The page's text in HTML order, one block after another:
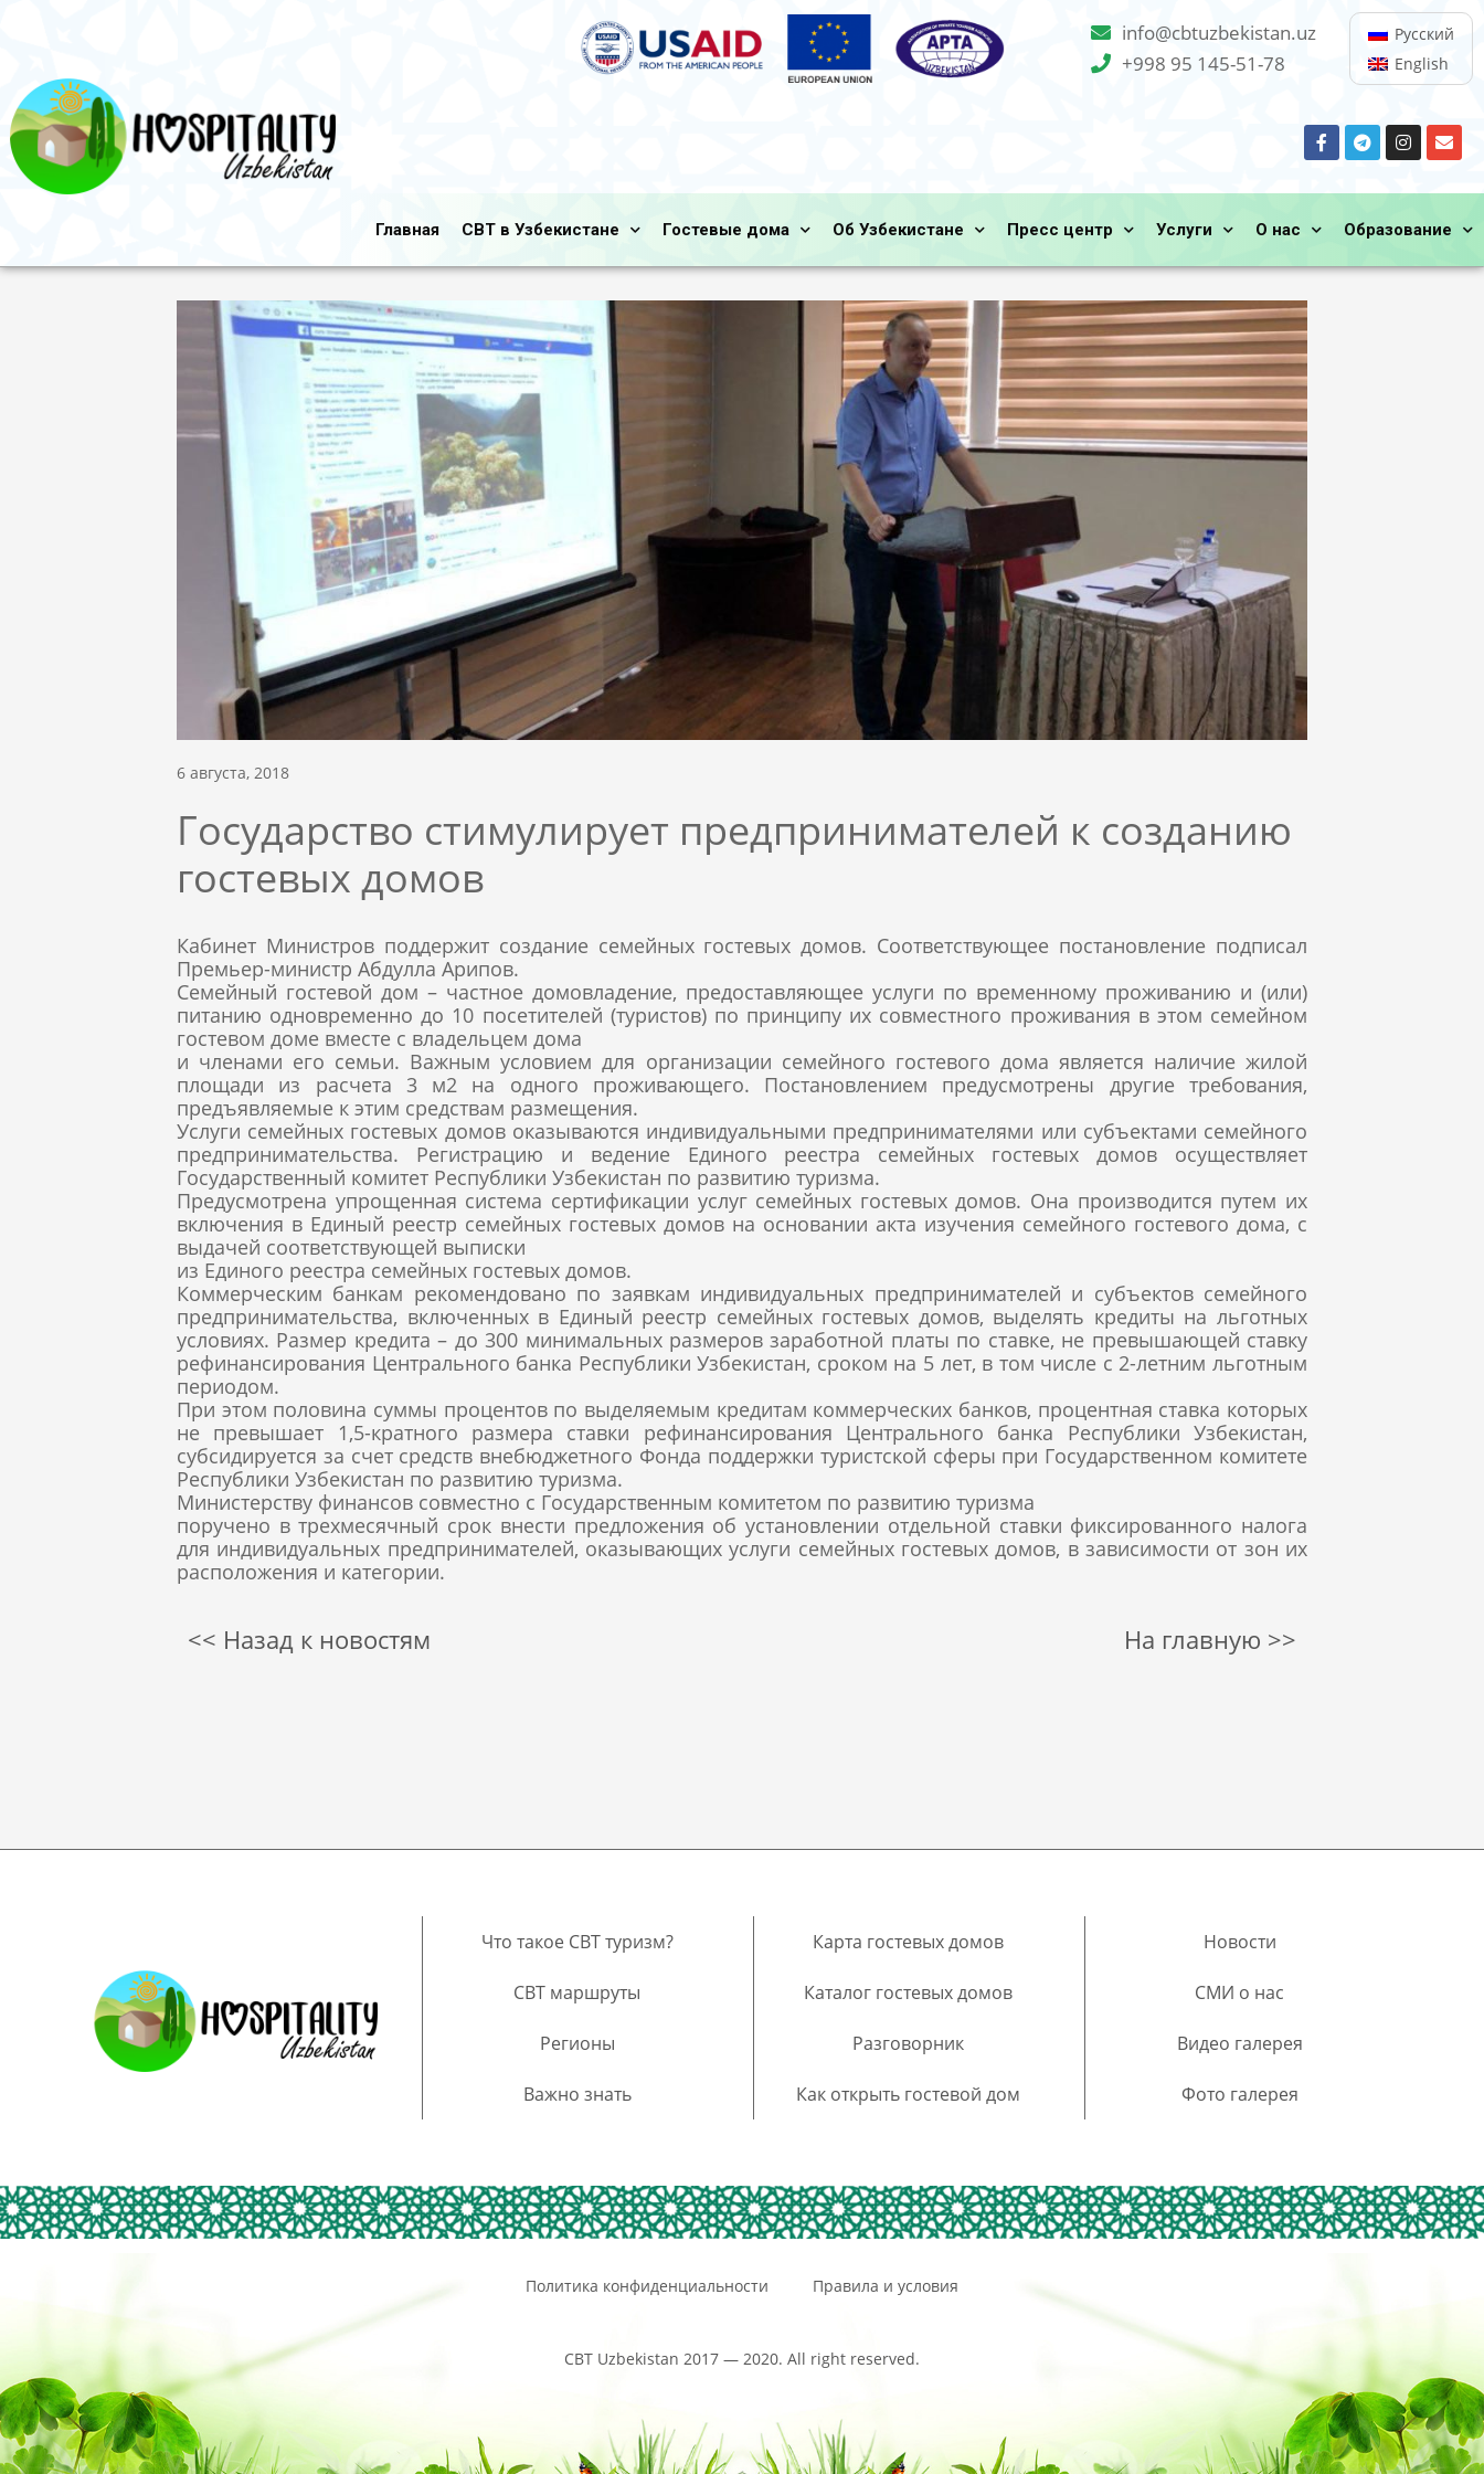
info@cbtuzbekistan.uz
+998 95 145-51-78
Русский
English
Главная CBT в Узбекистане Гостевые дома Об Узбекистане Пресс центр Услуги О нас Образование
6 августа, 2018
Государство стимулирует предпринимателей к созданию
гостевых домов
Кабинет Министров поддержит создание семейных гостевых домов. Соответствующее постановление подписал
Премьер-министр Абдулла Арипов.
Семейный гостевой дом – частное домовладение, предоставляющее услуги по временному проживанию и (или)
питанию одновременно до 10 посетителей (туристов) по принципу их совместного проживания в этом семейном
гостевом доме вместе с владельцем дома
и членами его семьи. Важным условием для организации семейного гостевого дома является наличие жилой
площади из расчета 3 м2 на одного проживающего. Постановлением предусмотрены другие требования,
предъявляемые к этим средствам размещения.
Услуги семейных гостевых домов оказываются индивидуальными предпринимателями или субъектами семейного
предпринимательства. Регистрацию и ведение Единого реестра семейных гостевых домов осуществляет
Государственный комитет Республики Узбекистан по развитию туризма.
Предусмотрена упрощенная система сертификации услуг семейных гостевых домов. Она производится путем их
включения в Единый реестр семейных гостевых домов на основании акта изучения семейного гостевого дома, с
выдачей соответствующей выписки
из Единого реестра семейных гостевых домов.
Коммерческим банкам рекомендовано по заявкам индивидуальных предпринимателей и субъектов семейного
предпринимательства, включенных в Единый реестр семейных гостевых домов, выделять кредиты на льготных
условиях. Размер кредита – до 300 минимальных размеров заработной платы по ставке, не превышающей ставку
рефинансирования Центрального банка Республики Узбекистан, сроком на 5 лет, в том числе с 2-летним льготным
периодом.
При этом половина суммы процентов по выделяемым кредитам коммерческих банков, процентная ставка которых
не превышает 1,5-кратного размера ставки рефинансирования Центрального банка Республики Узбекистан,
субсидируется за счет средств внебюджетного Фонда поддержки туристской сферы при Государственном комитете
Республики Узбекистан по развитию туризма.
Министерству финансов совместно с Государственным комитетом по развитию туризма
поручено в трехмесячный срок внести предложения об установлении отдельной ставки фиксированного налога
для индивидуальных предпринимателей, оказывающих услуги семейных гостевых домов, в зависимости от зон их
расположения и категории.
<< Назад к новостям На главную >>
Что такое CBT туризм?
CBT маршруты
Регионы
Важно знать
Карта гостевых домов
Каталог гостевых домов
Разговорник
Как открыть гостевой дом
Новости
СМИ о нас
Видео галерея
Фото галерея
Политика конфиденциальности Правила и условия
CBT Uzbekistan 2017 — 2020. All right reserved.